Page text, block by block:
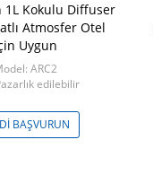
1L Kokulu Diffuser
Atmosfer Otel
Uygun
ARC2
edilebilir
BAŞVURUN